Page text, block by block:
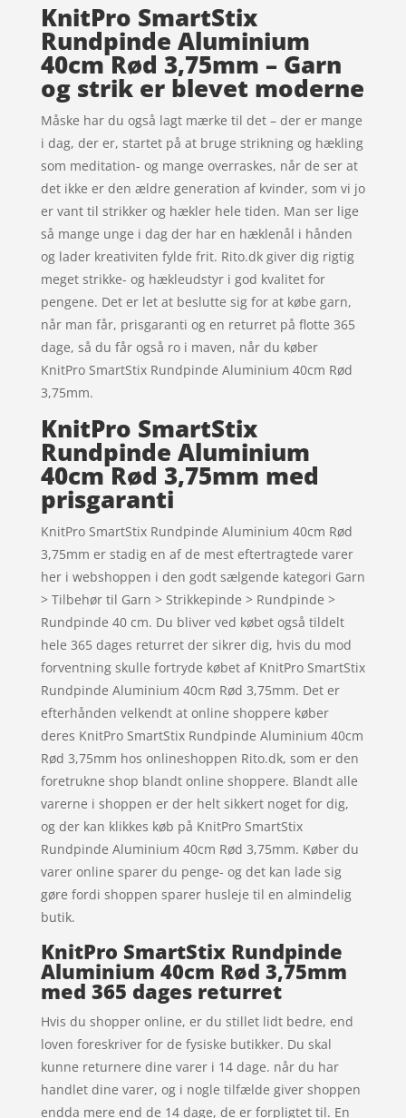
KnitPro SmartStix
Rundpinde Aluminium
40cm Rød 3,75mm – Garn
og strik er blevet moderne
Måske har du også lagt mærke til det – der er mange
i dag, der er, startet på at bruge strikning og hækling
som meditation- og mange overraskes, når de ser at
det ikke er den ældre generation af kvinder, som vi jo
er vant til strikker og hækler hele tiden. Man ser lige
så mange unge i dag der har en hæklenål i hånden
og lader kreativiten fylde frit. Rito.dk giver dig rigtig
meget strikke- og hækleudstyr i god kvalitet for
pengene. Det er let at beslutte sig for at købe garn,
når man får, prisgaranti og en returret på flotte 365
dage, så du får også ro i maven, når du køber
KnitPro SmartStix Rundpinde Aluminium 40cm Rød
3,75mm.
KnitPro SmartStix
Rundpinde Aluminium
40cm Rød 3,75mm med
prisgaranti
KnitPro SmartStix Rundpinde Aluminium 40cm Rød
3,75mm er stadig en af de mest eftertragtede varer
her i webshoppen i den godt sælgende kategori Garn
> Tilbehør til Garn > Strikkepinde > Rundpinde >
Rundpinde 40 cm. Du bliver ved købet også tildelt
hele 365 dages returret der sikrer dig, hvis du mod
forventning skulle fortryde købet af KnitPro SmartStix
Rundpinde Aluminium 40cm Rød 3,75mm. Det er
efterhånden velkendt at online shoppere køber
deres KnitPro SmartStix Rundpinde Aluminium 40cm
Rød 3,75mm hos onlineshoppen Rito.dk, som er den
foretrukne shop blandt online shoppere. Blandt alle
varerne i shoppen er der helt sikkert noget for dig,
og der kan klikkes køb på KnitPro SmartStix
Rundpinde Aluminium 40cm Rød 3,75mm. Køber du
varer online sparer du penge- og det kan lade sig
gøre fordi shoppen sparer husleje til en almindelig
butik.
KnitPro SmartStix Rundpinde
Aluminium 40cm Rød 3,75mm
med 365 dages returret
Hvis du shopper online, er du stillet lidt bedre, end
loven foreskriver for de fysiske butikker. Du skal
kunne returnere dine varer i 14 dage. når du har
handlet dine varer, og i nogle tilfælde giver shoppen
endda mere end de 14 dage, de er forpligtet til. En